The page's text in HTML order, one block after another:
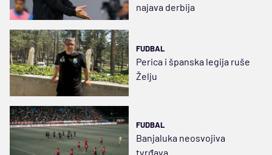
najava derbija
FUDBAL
Perica i španska legija ruše
Želju
FUDBAL
Banjaluka neosvojiva
tvrđava